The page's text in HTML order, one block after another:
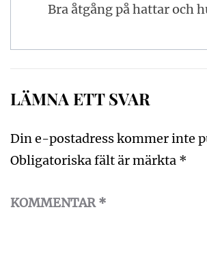
Bra åtgång på hattar och
LÄMNA ETT SVAR
Din e-postadress kommer inte
Obligatoriska fält är märkta *
KOMMENTAR*